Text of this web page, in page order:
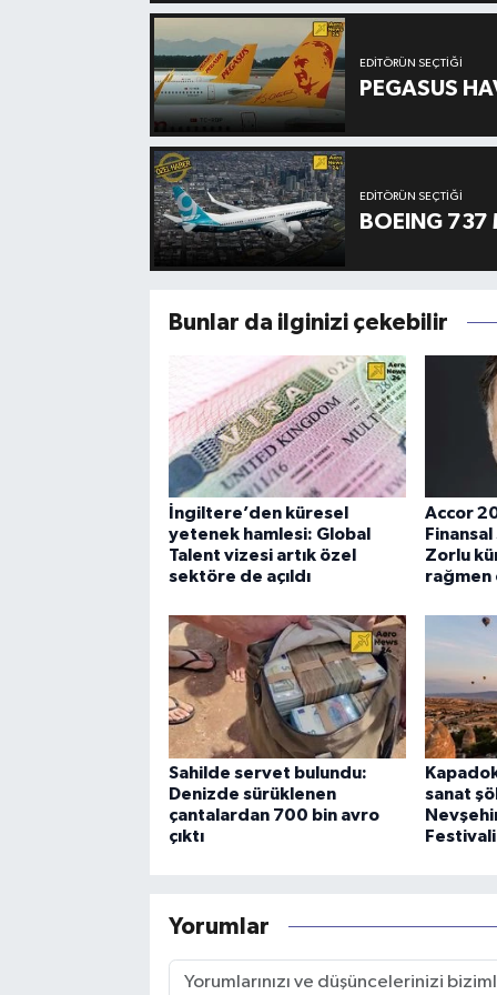
EDITÖRÜN SEÇTIĞI
PEGASUS
EDITÖRÜN SEÇTIĞI
BOEING 737
Bunlar da ilginizi çekebilir
İngiltere’den küresel
yetenek hamlesi: Global
Talent vizesi artık özel
sektöre de açıldı
Accor
Finansal
Zorlu
rağmen
Sahilde servet bulundu:
Denizde sürüklenen
çantalardan 700 bin avro
çıktı
sanat
Festivali
Yorumlar